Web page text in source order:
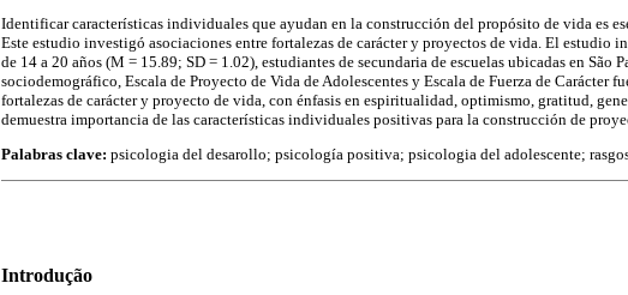
Identificar características individuales que ayudan en la construcción del propósito de vida es
Este estudio investigó asociaciones entre fortalezas de carácter y proyectos de vida. El estudio
de 14 a 20 años (M = 15.89; SD = 1.02), estudiantes de secundaria de escuelas ubicadas en São
sociodemográfico, Escala de Proyecto de Vida de Adolescentes y Escala de Fuerza de Carácter
fortalezas de carácter y proyecto de vida, con énfasis en espiritualidad, optimismo, gratitud,
demuestra importancia de las características individuales positivas para la construcción de
Palabras clave: psicologia del desarollo; psicología positiva; psicologia del adolescente;
Introdução